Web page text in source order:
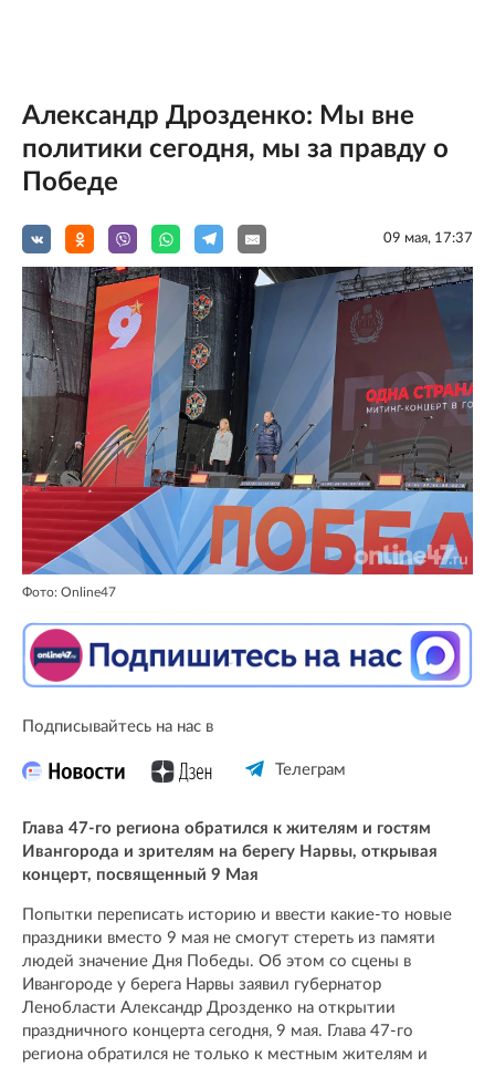
Александр Дрозденко: Мы вне
политики сегодня, мы за правду о
Победе
09 мая, 17:37
Фото: Online47
Подписывайтесь на нас в
Телеграм
Глава 47-го региона обратился к жителям и гостям
Ивангорода и зрителям на берегу Нарвы, открывая
концерт, посвященный 9 Мая
Попытки переписать историю и ввести какие-то новые
праздники вместо 9 мая не смогут стереть из памяти
людей значение Дня Победы. Об этом со сцены в
Ивангороде у берега Нарвы заявил губернатор
Ленобласти Александр Дрозденко на открытии
праздничного концерта сегодня, 9 мая. Глава 47-го
региона обратился не только к местным жителям и